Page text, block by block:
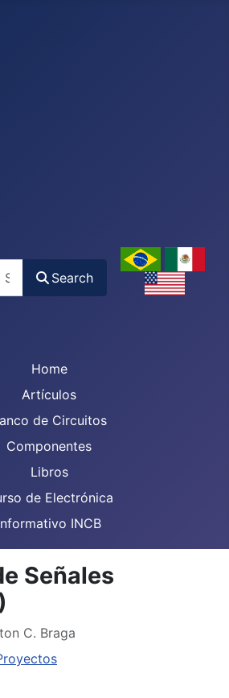
Search
Home
Artículos
de Circuitos
Componentes
Libros
de Electrónica
INCB
Señales
C. Braga